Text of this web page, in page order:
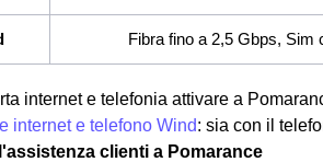
Fibra fino a 2,5 Gbps, Sim
internet e telefonia attivare a
internet e telefono Wind: sia con il
clienti a Pomarance